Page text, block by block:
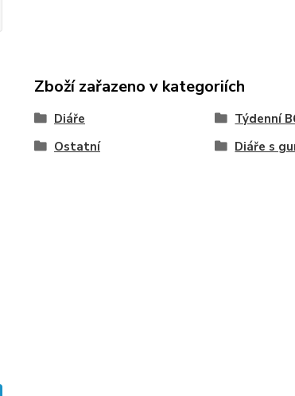
Zboží zařazeno v kategoriích
Diáře Týdenní
Ostatní
Diáře s